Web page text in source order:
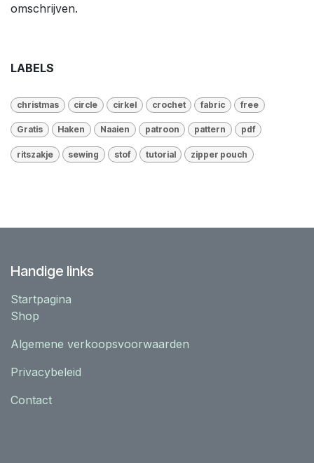
omschrijven.
LABELS
christmas circle cirkel crochet fabric free
Gratis Haken Naaien patroon pattern pdf
ritszakje sewing stof tutorial zipper pouch
Handige links
Startpagina
Shop
Algemene verkoopsvoorwaarden
Privacybeleid
Contact